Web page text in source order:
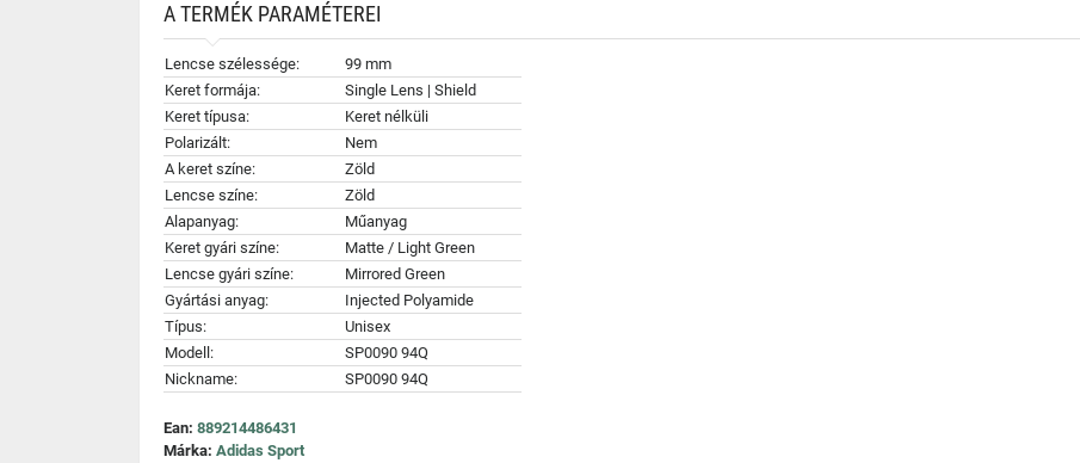
A TERMÉK PARAMÉTEREI
Lencse szélessége:
99 mm
Keret formája:
Single Lens | Shield
Keret típusa:
Keret nélküli
Polarizált:
Nem
A keret színe:
Zöld
Lencse színe:
Zöld
Alapanyag:
Műanyag
Keret gyári színe:
Matte / Light Green
Lencse gyári színe:
Mirrored Green
Gyártási anyag:
Injected Polyamide
Típus:
Unisex
Modell:
SP0090 94Q
Nickname:
SP0090 94Q
Ean: 889214486431
Márka: Adidas Sport